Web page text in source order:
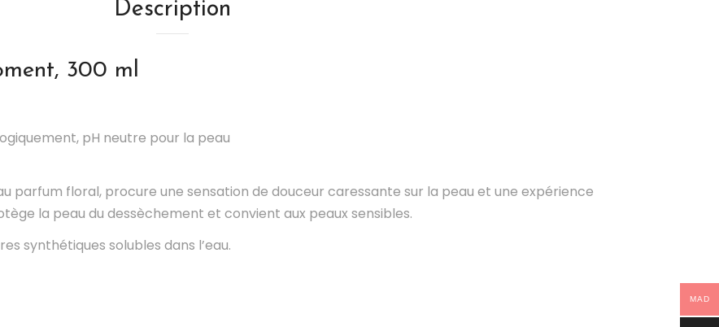
Description
300 ml
pH neutre pour la peau
parfum floral, procure une sensation de douceur caressante sur la peau et une expérience
la peau du dessèchement et convient aux peaux sensibles.
synthétiques solubles dans l’eau.
MAD